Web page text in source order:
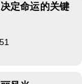
定命运的关键